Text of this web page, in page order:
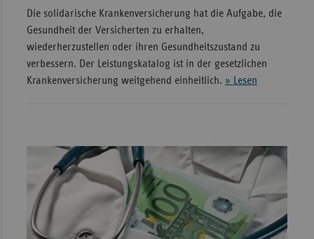
Die solidarische Krankenversicherung hat die Aufgabe, die
Gesundheit der Versicherten zu erhalten,
wiederherzustellen oder ihren Gesundheitszustand zu
verbessern. Der Leistungskatalog ist in der gesetzlichen
Krankenversicherung weitgehend einheitlich. » Lesen